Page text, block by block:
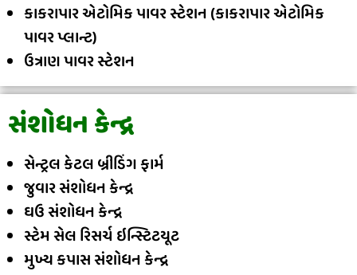
કાકરાપાર એટોમિક પાવર સ્ટેશન (કાકરાપાર એટોમિક
પાવર પ્લાન્ટ)
ઉત્રાણ પાવર સ્ટેશન
સંશોધન કેન્દ્ર
સેન્ટ્રલ કેટલ બ્રીડિંગ ફાર્મ
જુવાર સંશોધન કેન્દ્ર
ઘઉ સંશોધન કેન્દ્ર
સ્ટેમ સેલ રિસર્ચ ઇન્સ્ટિટયૂટ
મુખ્ય કપાસ સંશોધન કેન્દ્ર